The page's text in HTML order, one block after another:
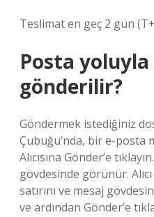
Teslimat en geç 2 gün
Posta yoluyla
gönderilir?
Göndermek istediğiniz
Çubuğu’nda, bir e-posta
Alıcısına Gönder’e
gövdesinde görünür.
satırını ve mesaj
ve ardından Gönder’e